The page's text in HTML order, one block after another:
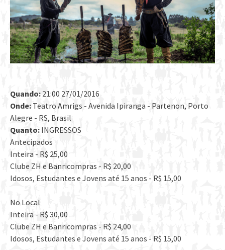
Quando: 21:00 27/01/2016
Onde: Teatro Amrigs - Avenida Ipiranga - Partenon, Porto
Alegre - RS, Brasil
Quanto: INGRESSOS
Antecipados
Inteira - R$ 25,00
Clube ZH e Banricompras - R$ 20,00
Idosos, Estudantes e Jovens até 15 anos - R$ 15,00
No Local
Inteira - R$ 30,00
Clube ZH e Banricompras - R$ 24,00
Idosos, Estudantes e Jovens até 15 anos - R$ 15,00